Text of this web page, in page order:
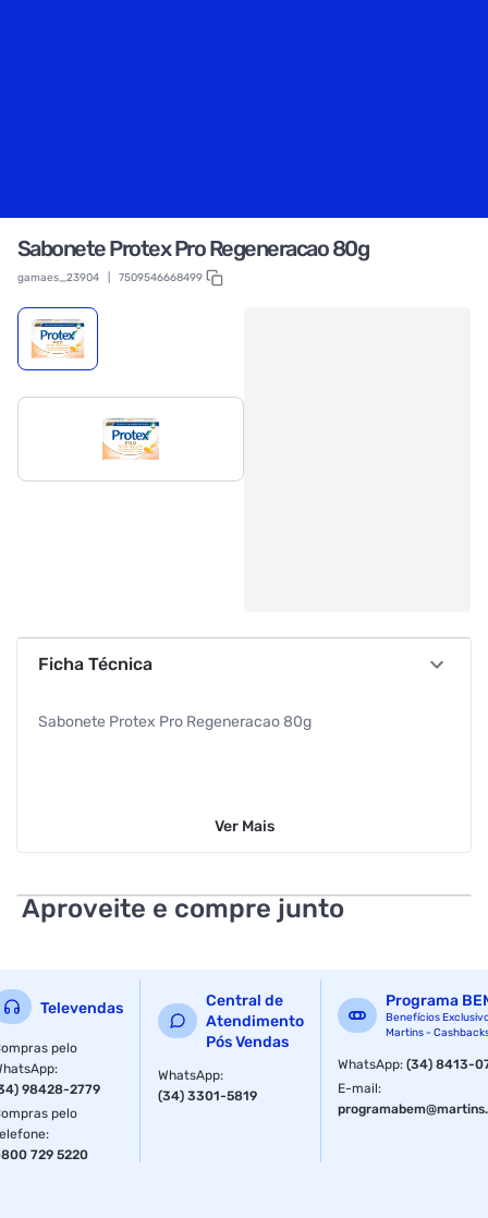
Sabonete Protex Pro Regeneracao 80g
gamaes_23904 7509546668499
Ficha Técnica
Sabonete Protex Pro Regeneracao 80g
Ver Mais
Aproveite e compre junto
Televendas
pelo
:
98428-2779
pelo
:
729 5220
Central de
Atendimento
Pós Vendas
WhatsApp:
(34) 3301-5819
Programa
Benefícios
Martins -
WhatsApp:(34) 8413-
E-mail: